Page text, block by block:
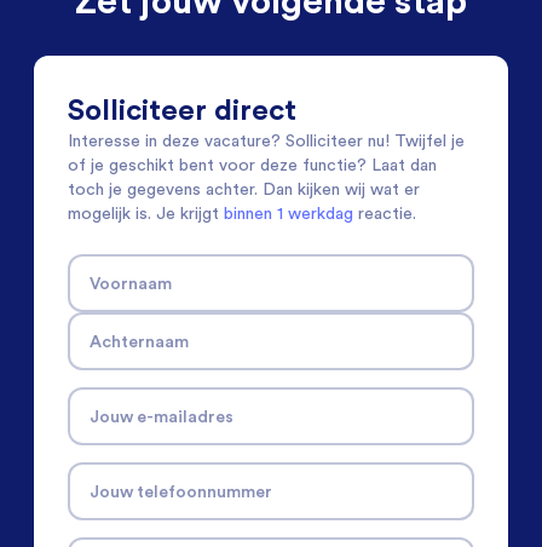
Solliciteer direct
Interesse in deze vacature? Solliciteer nu! Twijfel je
of je geschikt bent voor deze functie? Laat dan
toch je gegevens achter. Dan kijken wij wat er
mogelijk is. Je krijgt binnen 1 werkdag reactie.
Voornaam
Achternaam
Jouw e-mailadres
Jouw telefoonnummer